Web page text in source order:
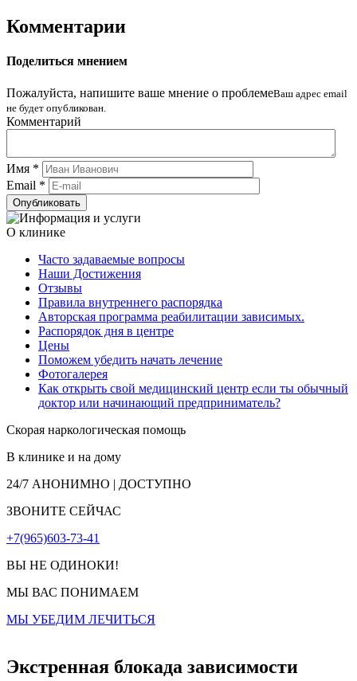
Комментарии
Поделиться мнением
Пожалуйста, напишите ваше мнение о проблемеВаш адрес email
не будет опубликован.
Комментарий
Имя *
Email *
О клинике
Часто задаваемые вопросы
Наши Достижения
Отзывы
Правила внутреннего распорядка
Авторская программа реабилитации зависимых.
Распорядок дня в центре
Цены
Поможем убедить начать лечение
Фотогалерея
Как открыть свой медицинский центр если ты обычный
доктор или начинающий предприниматель?
Скорая наркологическая помощь
В клинике и на дому
24/7 АНОНИМНО | ДОСТУПНО
ЗВОНИТЕ СЕЙЧАС
+7(965)603-73-41
ВЫ НЕ ОДИНОКИ!
МЫ ВАС ПОНИМАЕМ
МЫ УБЕДИМ ЛЕЧИТЬСЯ
Экстренная блокада зависимости